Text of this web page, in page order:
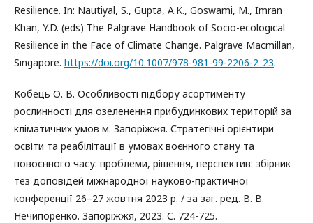
Resilience. In: Nautiyal, S., Gupta, A.K., Goswami, M., Imran
Khan, Y.D. (eds) The Palgrave Handbook of Socio-ecological
Resilience in the Face of Climate Change. Palgrave Macmillan,
Singapore. https://doi.org/10.1007/978-981-99-2206-2_23.
Кобець О. В. Особливості підбору асортименту
рослинності для озеленення прибудинкових територій за
кліматичних умов м. Запоріжжя. Стратегічні орієнтири
освіти та реабілітації в умовах воєнного стану та
повоєнного часу: проблеми, рішення, перспектив: збірник
тез доповідей міжнародної науково-практичної
конференції 26–27 жовтня 2023 р. / за заг. ред. В. В.
Нечипоренко. Запоріжжя, 2023. С. 724-725.